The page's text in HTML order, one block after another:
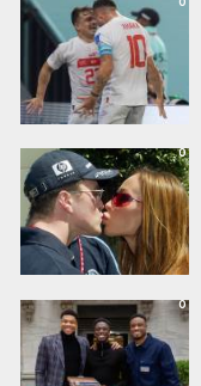
0
0